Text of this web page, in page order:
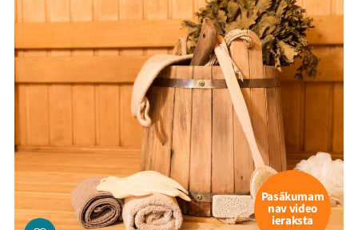
Pasākumam
nav video
ieraksta